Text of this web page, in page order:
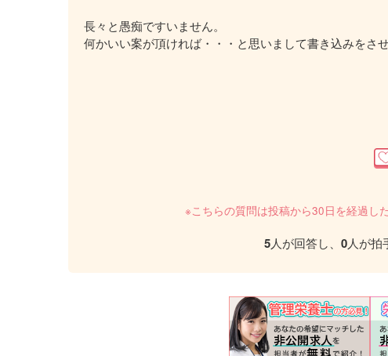
長々と愚痴ですいません。
何かいい案が頂ければ・・・と思いまして書き込みをさ
※こちらの質問は投稿から30日を経過し
5人が回答し、 0人が拍